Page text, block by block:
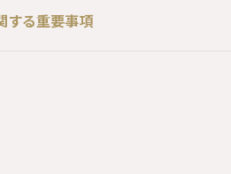
する重要事項